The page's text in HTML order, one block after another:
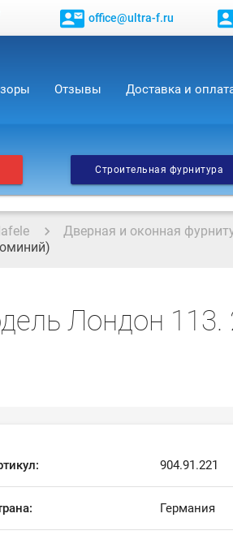
contact_mail office@ultra-f.ru
Отзывы Доставка и
Строительная фурнитура
Дверная и оконная
Лондон 113.
904.91.221
Германия